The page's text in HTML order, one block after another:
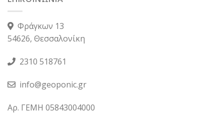
Φράγκων 13
54626, Θεσσαλονίκη
2310 518761
info@geoponic.gr
Αρ. ΓΕΜΗ 05843004000